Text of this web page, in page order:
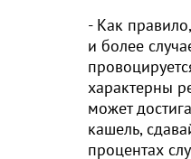
- Как
и более
характерны
может
кашель,
процентах